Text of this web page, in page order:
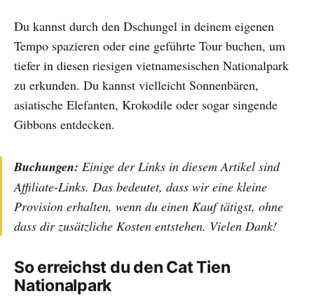
Du kannst durch den Dschungel in deinem eigenen
Tempo spazieren oder eine geführte Tour buchen, um
tiefer in diesen riesigen vietnamesischen Nationalpark
zu erkunden. Du kannst vielleicht Sonnenbären,
asiatische Elefanten, Krokodile oder sogar singende
Gibbons entdecken.
Buchungen: Einige der Links in diesem Artikel sind
Affiliate-Links. Das bedeutet, dass wir eine kleine
Provision erhalten, wenn du einen Kauf tätigst, ohne
dass dir zusätzliche Kosten entstehen. Vielen Dank!
So erreichst du den Cat Tien
Nationalpark